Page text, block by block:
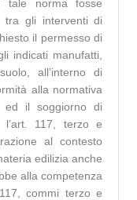
tale norma fosse
tra gli interventi di
il permesso di
indicati manufatti,
all’interno di
alla normativa
ed il soggiorno di
117, terzo e
al contesto
edilizia anche
alla competenza
commi terzo e